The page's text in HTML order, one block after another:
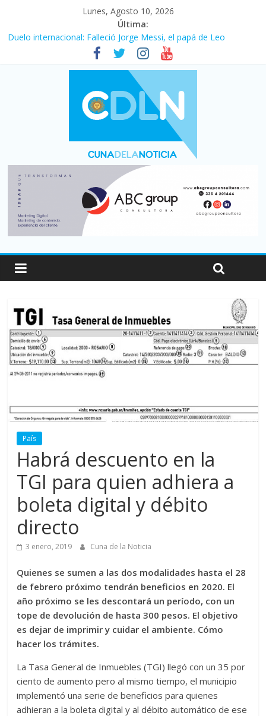
Lunes, Agosto 10, 2026
Última:
Duelo internacional: Falleció Jorge Messi, el papá de Leo
El consumo sigue frenado: las ventas minoristas cayeron 3,8 en
julio y acumulan siete meses en baja
Newell’s cayó 2 a 1 ante Defensa y Justicia en Florencio Varela
por la cuarta fecha del Clausura
El agro argentino logró un récord histórico de exportaciones en
el primer semestre de 2026
La construcción cayó 4,1% en junio y registró su cuarta baja del
País
Habrá descuento en la
TGI para quien adhiera a
boleta digital y débito
directo
3 enero, 2019 Cuna de la Noticia
Quienes se sumen a las dos modalidades hasta el 28
de febrero próximo tendrán beneficios en 2020. El
año próximo se les descontará un período, con un
tope de devolución de hasta 300 pesos. El objetivo
es dejar de imprimir y cuidar el ambiente. Cómo
hacer los trámites.
La Tasa General de Inmuebles (TGI) llegó con un 35 por
ciento de aumento pero al mismo tiempo, el municipio
implementó una serie de beneficios para quienes
adhieran a la boleta digital y al débito automático de ese